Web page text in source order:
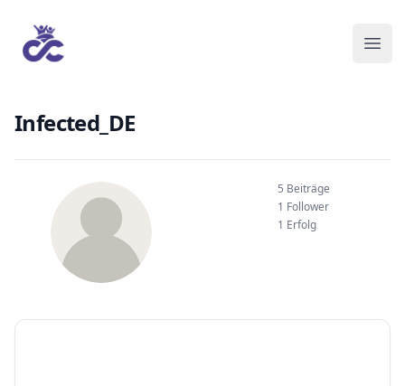
Infected_DE
5 Beiträge
1 Follower
1 Erfolg